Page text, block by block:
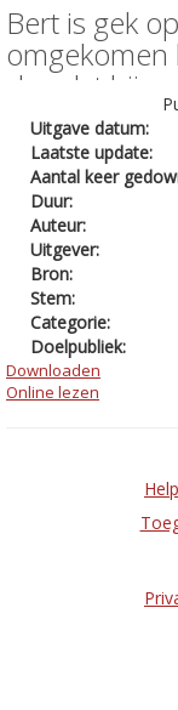
Bert is gek
omgekomen
dag dat hij
houden,
een trein.
Uitgave datum:
Laatste update:
Aantal keer
Duur:
Auteur:
Uitgever:
Bron:
Stem:
Categorie:
Doelpubliek:
Downloaden
Online lezen
Help